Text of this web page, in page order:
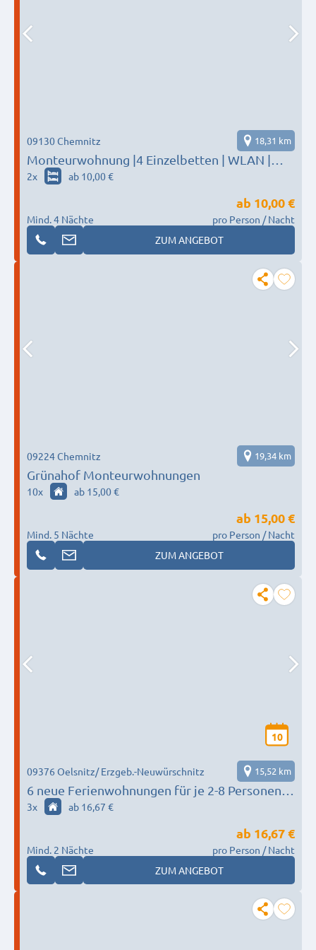
Monteurwohnung |4 Einzelbetten | WLAN |
Parkplatz | Nähe Zentrum
09130 Chemnitz 18,31 km
2x ab 10,00 €
Mind. 4 Nächte
ab 10,00 €
pro Person / Nacht
ZUM ANGEBOT
Grünahof Monteurwohnungen
09224 Chemnitz 19,34 km
10x ab 15,00 €
Mind. 5 Nächte
ab 15,00 €
pro Person / Nacht
ZUM ANGEBOT
10
6 neue Ferienwohnungen für je 2-8 Personen/
Internet/Einzelbetten/Balkon/TV/große
09376 Oelsnitz/ Erzgeb.-Neuwürschnitz 15,52 km
3x ab 16,67 €
Mind. 2 Nächte
ab 16,67 €
pro Person / Nacht
ZUM ANGEBOT